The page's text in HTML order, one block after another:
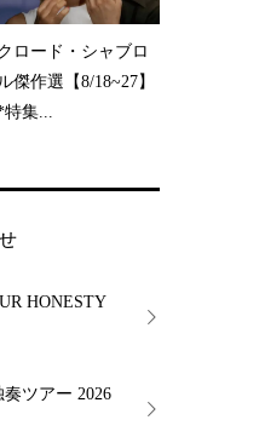
ロード・シャブロ
傑作選【8/18~27】
特集...
HONESTY
奏ツアー 2026